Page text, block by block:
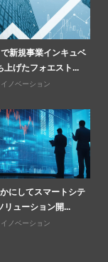
新規事業インキュベ
上げたフォエスト...
イノベーション
にしてスマートシテ
リューション開...
イノベーション